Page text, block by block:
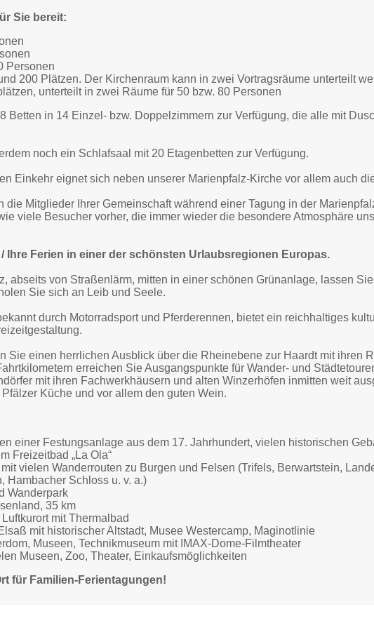
Sie bereit:
Personen
200 Plätzen. Der Kirchenraum kann in zwei Vortragsräume unterteilt
unterteilt in zwei Räume für 50 bzw. 80 Personen
Betten in 14 Einzel- bzw. Doppelzimmern zur Verfügung, die alle mit
noch ein Schlafsaal mit 20 Etagenbetten zur Verfügung.
Einkehr eignet sich neben unserer Marienpfalz-Kirche vor allem auch
die Mitglieder Ihrer Gemeinschaft während einer Tagung in der
viele Besucher vorher, die immer wieder die besondere Atmosphäre
Ihre Ferien in einer der schönsten Urlaubsregionen Europas.
abseits von Straßenlärm, mitten in einer schönen Grünanlage, lassen
Sie sich an Leib und Seele.
durch Motorradsport und Pferderennen, bietet ein reichhaltiges
Sie einen herrlichen Ausblick über die Rheinebene zur Haardt mit ihren
erreichen Sie Ausgangspunkte für Wander- und
mit ihren Fachwerkhäusern und alten Winzerhöfen inmitten weit
Küche und vor allem den guten Wein.
einer Festungsanlage aus dem 17. Jahrhundert, vielen historischen
Freizeitbad „La Ola“
vielen Wanderrouten zu Burgen und Felsen (Trifels, Berwartstein,
Hambacher Schloss u. v. a.)
Wanderpark
35 km
mit Thermalbad
mit historischer Altstadt, Musee Westercamp, Maginotlinie
Museen, Technikmuseum mit IMAX-Dome-Filmtheater
Museen, Zoo, Theater, Einkaufsmöglichkeiten
für Familien-Ferientagungen!